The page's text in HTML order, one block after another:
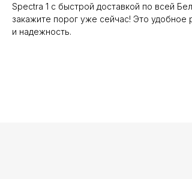
Spectra 1 с быстрой доставкой по всей
закажите порог уже сейчас! Это удобное
и надежность.